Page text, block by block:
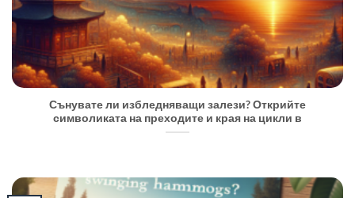
Сънувате ли избледняващи залези? Открийте
символиката на преходите и края на цикли в